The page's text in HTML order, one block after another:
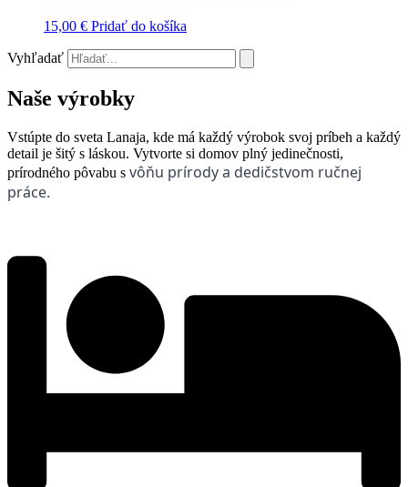
15,00 € Pridať do košíka
Vyhľadať
Naše výrobky
Vstúpte do sveta Lanaja, kde má každý výrobok svoj príbeh a každý
detail je šitý s láskou. Vytvorte si domov plný jedinečnosti,
prírodného pôvabu s vôňu prírody a dedičstvom ručnej
práce.